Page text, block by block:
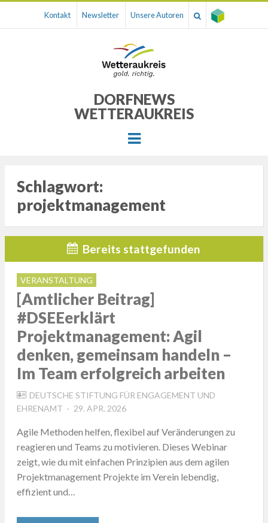
Kontakt Newsletter Unsere Autoren
DORFNEWS
WETTERAUKREIS
Menu
Schlagwort:
projektmanagement
Bereits stattgefunden
VERANSTALTUNG
[Amtlicher Beitrag]
#DSEEerklärt
Projektmanagement: Agil
denken, gemeinsam handeln –
Im Team erfolgreich arbeiten
DEUTSCHE STIFTUNG FÜR ENGAGEMENT UND
EHRENAMT
POSTED
29. APR. 2026
Agile Methoden helfen, flexibel auf Veränderungen zu
reagieren und Teams zu motivieren. Dieses Webinar
zeigt, wie du mit einfachen Prinzipien aus dem agilen
Projektmanagement Projekte im Verein lebendig,
effizient und…